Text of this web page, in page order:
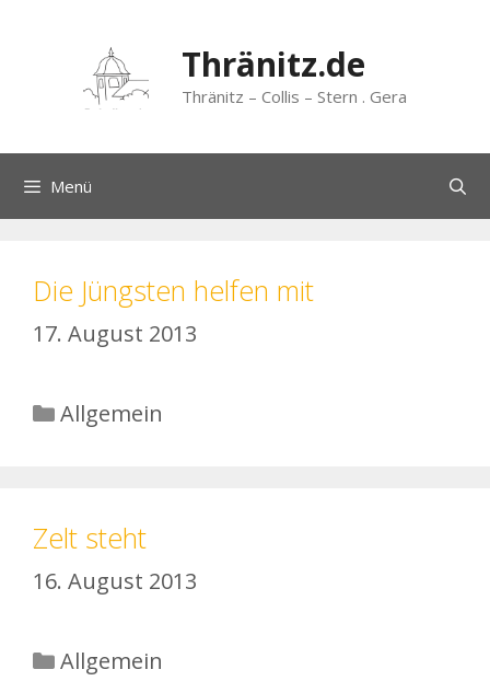
springen
Thränitz.de
Thränitz – Collis – Stern . Gera
Menü
Die Jüngsten helfen mit
17. August 2013
Kategorien
Allgemein
Zelt steht
16. August 2013
Kategorien
Allgemein